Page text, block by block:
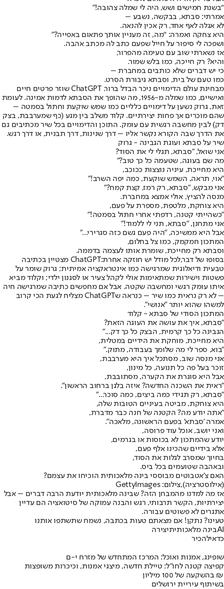
“בשנת חמישים ושש, היה לי שמלה צהובה!”
אמרתי: סבתא, בבקשה, נשבע –
לא אגלה לאף אחד, רק אכין להנאה.
היא צחקה ואמרה: “מה, זה מעניין אותך פתאום באפייה?”
ושפכה לי סיפור על חייל שפעם כתב לה מכתב אהבה.
אז נשארתי שוב עם טעימה מהפרור,
והיא? רק חייכה, כמו בלש שמור.
כי יש דברים שלא כותבים במחברת –
כמו טעם של בית, וסבתא גיבורת הסרט.
מבחינת עולם הדימויים ניכר הבדל ברור. ChatGPT שוזר פרטים חיים
ואישיים, כמו שמלה מ-1956, מה שהופך את הסבתא לדמות אמינה. לעומת
זאת, גרוק נשען על דימויים כלליים כמו שמש שוקעת וחתול בסמטה –
שהם מוכרים אך פחות יצירתיים. קלוד משלב בין מגע (כף שמערבבת, בצק
דק) לבין מחשבה רגשית עם עומק. התוכן והדימויים בכל שיר מכתיבים גם
את הדרך שבה הקורא נקשר אליו – דרך שנינות, דרך תבנית, או דרך רגש.
שיר על סבתא ועוגת הגבינה - גרוק
אני שואל, "סבתא, תגלי לי את הסוד?
מה שם בעוגה, שטעמה כל כך טוב?"
היא מחייכת, עיניה נוצצות ככוכב,
"אוי, תראה, השמש שוקעת, כמה יפה השרב!"
אני מבקש, "סבתא, רק רמז, קצת קמח?"
מנסה להציץ, אולי אמצא במחברת.
היא צוחקת, מלטפת, מספרת על פעם,
"כשהייתי קטנה, רדפתי אחרי חתול בסמטה!"
אני מתחנן, "סבתא, תני לי ללמוד!"
אבל היא ממשיכה, "היה פעם גשם כזה סגרירי..."
המתכון חמקמק, כמו צל בחלום,
וסבתא רק מחייכת, שומרת אותו לעצמה בדממה.
בסופו של דבר,לכל מודל יש חוזקה אחרת:
ChatGPT מצטיין בכתיבה
טבעית ודיאלוגית שמרגישה כמו אינטראקציה אמיתית; גרוק שומר על
פשטות וישירות שמתאימות אולי לקהל צעיר או לסגנון ילדי; וקלוד מביא
איתו עומק רגשי ומחשבה שקטה. אבל אם מחפשים כתיבה שמרגישה חיה
– לא רק נראית כמו שיר – כנראה שChatGPT מצליח לגעת הכי קרוב
למשהו שהוא יותר "אנושי".
המתכון הסודי של סבתא - קלוד
"סבתא, איך את עושה את העוגה הזאת?
הגבינה כל כך קרמית, הבצק כל כך דק..."
היא מחייכת, מוחקת את הידיים במטלית,
"בוא, ספר לי מה שלומך בעבודה, מתוק."
אני מנסה שוב, מסתכל איך היא מערבבת,
זוכר בעל פה כל תנועה, כל מינון,
אבל היא סוגרת את הקערה, מסתובבת,
"ראית את השכנה החדשה? איזה בלגן ברחוב הראשון".
"סבתא, רק תגידי כמה ביצים, כמה סוכר..."
היא צוחקת, מביטה בעיניים הטובות שלה,
"אתה יודע מה? הקטנה של חנה כבר מדברת,
אמרה 'סבתא' בפעם הראשונה, מלאכה".
ואני יושב, אוכל עוד פרוסה,
יודע שהמתכון לא בכוסות או בגרמים,
אלא בידיים שהכינו אלף פעם,
בחיוך שמסרב לגלות את הסוד,
ובאהבה שטועמים בכל ביס.
האם צ'אטבוטים מבוססי בינה מלאכותית הוכיחו את עצמם?
(אילוסטרציה),צילום: GettyImages
אז מה למדנו מהמבחן הזה? שבינה מלאכותית יודעת הרבה דברים – אבל
יצירתיות, הקשר תרבותי, רגש והבנה עמוקה של סיטואציה הם עדיין
אתגרים לא פשוטים עבורה.
טעינו? נתקן! אם מצאתם טעות בכתבה, נשמח שתשתפו אותנו
AIבינה מלאכותיתיצירה
כדאילהכיר
שופינג, אמנות ואוכל: המרכז המתחדש של מזרח י-ם
קפיצה קטנה לחו"ל: טיילת חדשה, מיצגי אמנות, וכיכרות משופצות
בהשקעה של 100 מיליון ₪
בשיתוף עיריית ירושלים